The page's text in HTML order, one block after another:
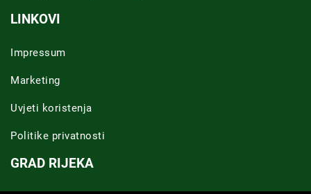
LINKOVI
Impressum
Marketing
Uvjeti koristenja
Politike privatnosti
GRAD RIJEKA